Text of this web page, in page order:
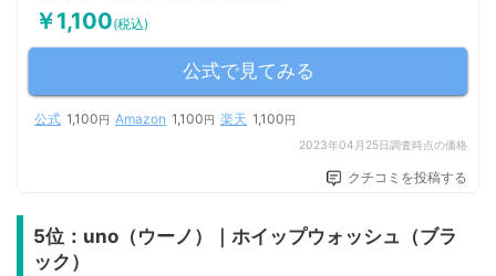
￥1,100(税込)
公式で見てみる
公式 1,100円 Amazon 1,100円 楽天 1,100円
2023年04月25日調査時点の価格
クチコミを投稿する
5位：uno（ウーノ）｜ホイップウォッシュ（ブラ
ック）